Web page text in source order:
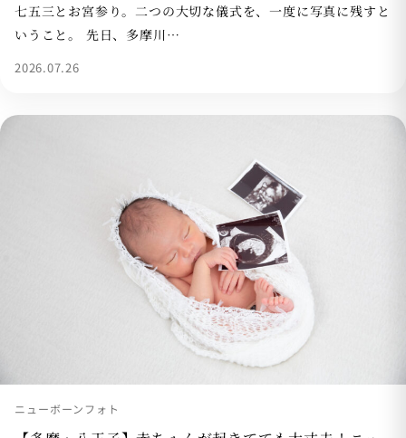
七五三とお宮参り。二つの大切な儀式を、一度に写真に残すと
いうこと。 先日、多摩川…
2026.07.26
ニューボーンフォト